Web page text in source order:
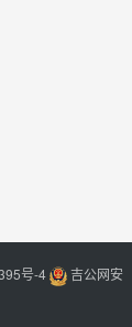
号-4
吉公网安